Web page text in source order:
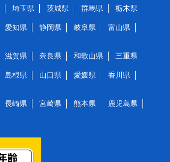
埼玉県 茨城県 群馬県 栃木県
愛知県 静岡県 岐阜県
富山県
滋賀県 奈良県 和歌山県 三重県
島根県 山口県 愛媛県
香川県
長崎県 宮崎県 熊本県
鹿児島県